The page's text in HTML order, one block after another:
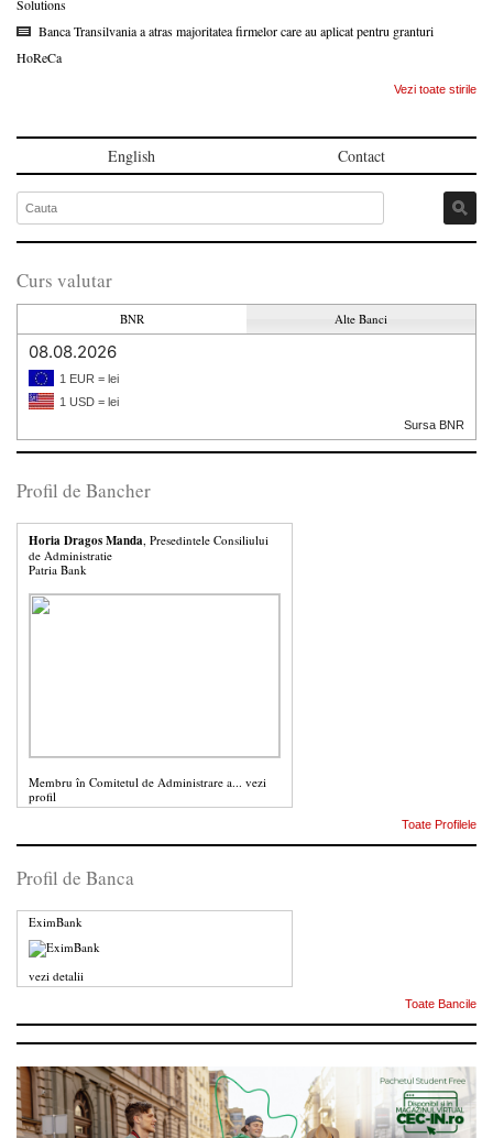
Solutions
Banca Transilvania a atras majoritatea firmelor care au aplicat pentru granturi
HoReCa
Vezi toate stirile
English Contact
Curs valutar
BNR Alte Banci
08.08.2026
1 EUR = lei
1 USD = lei
Sursa BNR
Profil de Bancher
Horia Dragos Manda , Presedintele Consiliului
de Administratie
Patria Bank
Membru în Comitetul de Administrare a... vezi
profil
Toate Profilele
Profil de Banca
EximBank
vezi detalii
Toate Bancile